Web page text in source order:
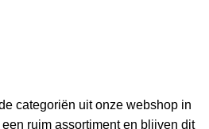
categoriën uit onze webshop in
ruim assortiment en blijven dit